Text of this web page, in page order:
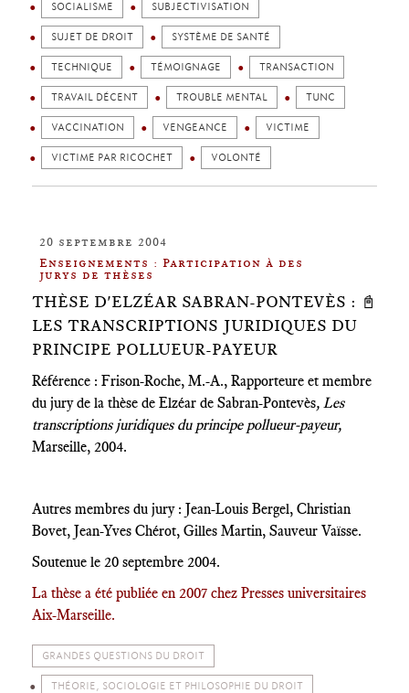
SOCIALISME SUBJECTIVISATION
SUJET DE DROIT SYSTÈME DE SANTÉ
TECHNIQUE TÉMOIGNAGE TRANSACTION
TRAVAIL DÉCENT TROUBLE MENTAL TUNC
VACCINATION VENGEANCE VICTIME
VICTIME PAR RICOCHET VOLONTÉ
20 septembre 2004
Enseignements : Participation à des
jurys de thèses
THÈSE D'ELZÉAR SABRAN-PONTEVÈS : 📓
LES TRANSCRIPTIONS JURIDIQUES DU
PRINCIPE POLLUEUR-PAYEUR
Référence : Frison-Roche, M.-A., Rapporteure et membre
du jury de la thèse de Elzéar de Sabran-Pontevès, Les
transcriptions juridiques du principe pollueur-payeur,
Marseille, 2004.
Autres membres du jury : Jean-Louis Bergel, Christian
Bovet, Jean-Yves Chérot, Gilles Martin, Sauveur Vaïsse.
Soutenue le 20 septembre 2004.
La thèse a été publiée en 2007 chez Presses universitaires
Aix-Marseille.
GRANDES QUESTIONS DU DROIT
THÉORIE, SOCIOLOGIE ET PHILOSOPHIE DU DROIT